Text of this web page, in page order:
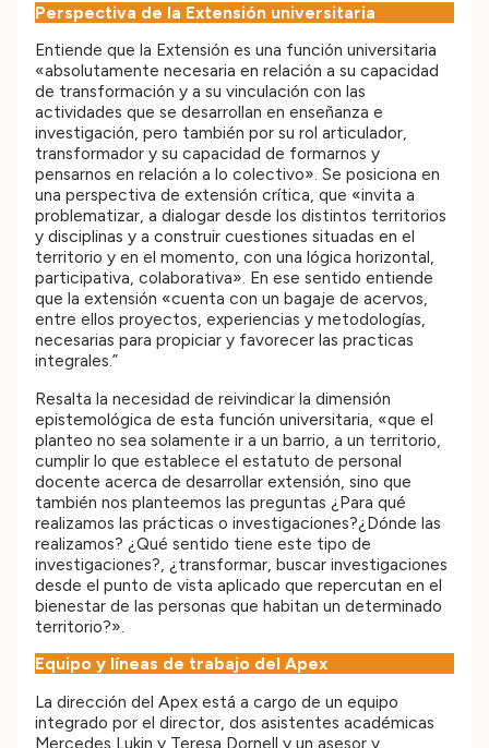
Perspectiva de la Extensión universitaria
Entiende que la Extensión es una función universitaria
«absolutamente necesaria en relación a su capacidad
de transformación y a su vinculación con las
actividades que se desarrollan en enseñanza e
investigación, pero también por su rol articulador,
transformador y su capacidad de formarnos y
pensarnos en relación a lo colectivo». Se posiciona en
una perspectiva de extensión crítica, que «invita a
problematizar, a dialogar desde los distintos territorios
y disciplinas y a construir cuestiones situadas en el
territorio y en el momento, con una lógica horizontal,
participativa, colaborativa». En ese sentido entiende
que la extensión «cuenta con un bagaje de acervos,
entre ellos proyectos, experiencias y metodologías,
necesarias para propiciar y favorecer las practicas
integrales.”
Resalta la necesidad de reivindicar la dimensión
epistemológica de esta función universitaria, «que el
planteo no sea solamente ir a un barrio, a un territorio,
cumplir lo que establece el estatuto de personal
docente acerca de desarrollar extensión, sino que
también nos planteemos las preguntas ¿Para qué
realizamos las prácticas o investigaciones?¿Dónde las
realizamos? ¿Qué sentido tiene este tipo de
investigaciones?, ¿transformar, buscar investigaciones
desde el punto de vista aplicado que repercutan en el
bienestar de las personas que habitan un determinado
territorio?».
Equipo y líneas de trabajo del Apex
La dirección del Apex está a cargo de un equipo
integrado por el director, dos asistentes académicas
Mercedes Lukin y Teresa Dornell y un asesor y